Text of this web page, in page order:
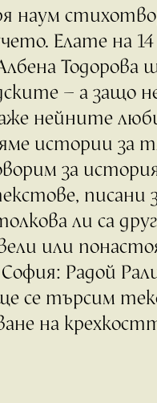
наум
Елате на
Тодорова
– а защо
нейните
истории за
за
писани
ли са
или
Радой
се търсим
на